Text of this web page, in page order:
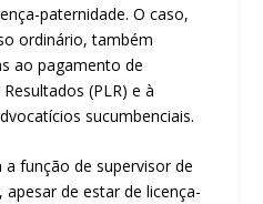
paternidade. O caso,
ordinário, também
ao pagamento de
(PLR) e à
sucumbenciais.
função de supervisor de
de estar de licença-